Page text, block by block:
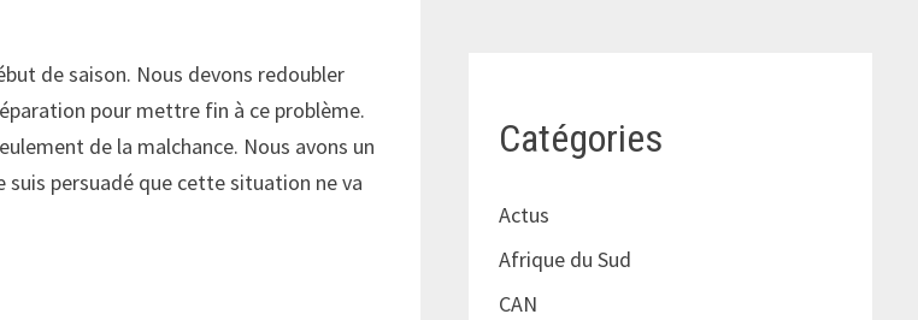
de saison. Nous devons redoubler
pour mettre fin à ce problème.
de la malchance. Nous avons un
persuadé que cette situation ne va
Catégories
Actus
Afrique du Sud
CAN